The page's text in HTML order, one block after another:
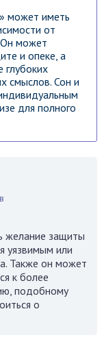
может иметь
от
Он может
и опеке, а
глубоких
смыслов. Сон и
для полного
желание защиты
уязвимым или
Также он может
к более
подобному
о